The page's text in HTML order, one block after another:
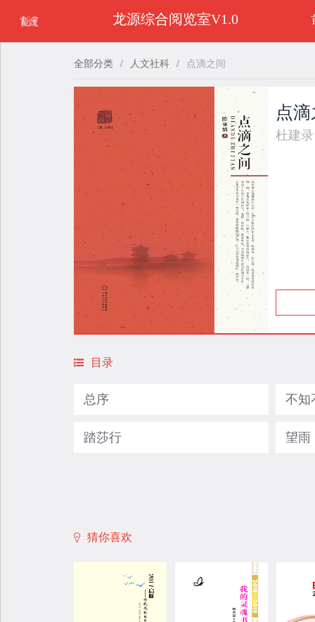
全部分类 / 人文社科 / 点滴之间
点
杜建录
目录
总序 不知
踏莎行 望雨
猜你喜欢
龙源综合阅览室V1.0